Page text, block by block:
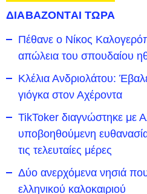
ΔΙΑΒΑΖΟΝΤΑΙ ΤΩΡΑ
Πέθανε ο Νίκος
απώλεια του σπουδαίου
Κλέλια Ανδριολάτου:
γιόγκα στον Αχέροντα
TikToker διαγνώστηκε με
υποβοηθούμενη
τις τελευταίες μέρες
Δύο ανερχόμενα νησιά
ελληνικού καλοκαιριού